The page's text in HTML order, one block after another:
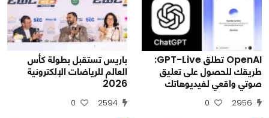
OpenAI تطلق GPT-Live:
طريقك للحصول على تعليق
صوتي واقعي لفيديوهاتك
2956
0
باريس تستقبل بطولة كأس
العالم للرياضات الإلكترونية
2026
2594
0